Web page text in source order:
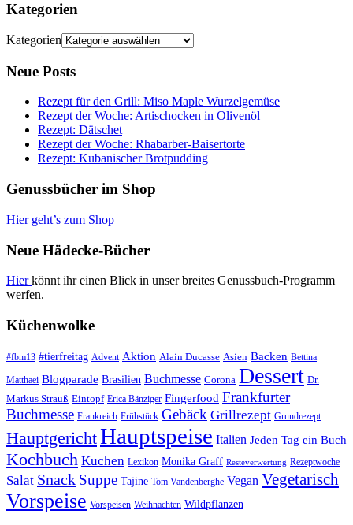
Kategorien
Kategorien
Neue Posts
Rezept für den Grill: Miso Maple Wurzelgemüse
Rezept der Woche: Artischocken in Olivenöl
Rezept: Dätschet
Rezept der Woche: Rhabarber-Baisertorte
Rezept: Kubanischer Brotpudding
Genussbücher im Shop
Hier geht’s zum Shop
Neue Hädecke-Bücher
Hierkönnt ihr einen Blick in unser breites Genussbuch-Programm
werfen.
Küchenwolke
#fbm13 #tierfreitag Advent Aktion Alain Ducasse Asien Backen Bettina
Matthaei Blogparade Brasilien Buchmesse Corona Dessert Dr.
Markus Strauß Eintopf Erica Bänziger Fingerfood Frankfurter
Buchmesse Frankreich Frühstück Gebäck Grillrezept Grundrezept
HauptgerichtHauptspeise Italien Jeden Tag ein Buch
Kochbuch Kuchen Lexikon Monika Graff Resteverwertung Rezeptwoche
Salat Snack Suppe Tajine Tom Vandenberghe Vegan Vegetarisch
Vorspeise Vorspeisen Weihnachten Wildpflanzen